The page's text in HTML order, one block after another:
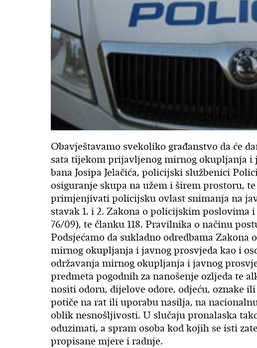
Obavještavamo svekoliko građanstvo da će
sata tijekom prijavljenog mirnog okupljanja i
bana Josipa Jelačića, policijski službenici
osiguranje skupa na užem i širem prostoru,
primjenjivati policijsku ovlast snimanja na
stavak 1. i 2. Zakona o policijskim poslovima
76/09), te članku 118. Pravilnika o načinu
Podsjećamo da sukladno odredbama
mirnog okupljanja i javnog prosvjeda kao i
održavanja mirnog okupljanja i javnog
predmeta pogodnih za nanošenje ozljeda te
nositi odoru, dijelove odore, odjeću, oznake
potiče na rat ili uporabu nasilja, na
oblik nesnošljivosti. U slučaju pronalaska
oduzimati, a spram osoba kod kojih se isti
propisane mjere i radnje.